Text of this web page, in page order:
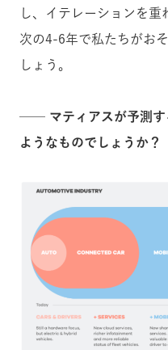
し、イテレーションを重
次の4-6年で私たちがお
しょう。
── マティアスが予測す
ようなものでしょうか？